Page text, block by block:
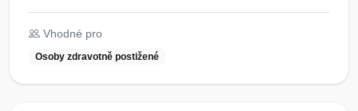
Vhodné pro
Osoby zdravotně postižené